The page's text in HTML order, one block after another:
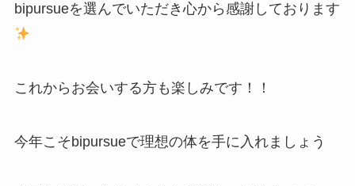
bipursueを選んでいただき心から感謝しております
これからお会いする方も楽しみです！！
今年こそbipursueで理想の体を手に入れましょう